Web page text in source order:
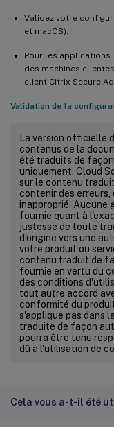
Validez votre
et macOS).
Pour les applications
des machines
client Citrix Secure
Validation de la
La version officielle
contenus de la
été traduits de
uniquement. Cloud
sur le contenu
contenir des erreurs,
inapproprié. Aucune
fournie quant à
justesse de toute
d'origine vers une
votre produit ou
contenu traduit de
fournie en vertu du
des conditions
tout autre accord
conformité du
s'applique pas dans
traduite de façon
pourra être tenu
dû à l'utilisation de
Cela vous a-t-il été